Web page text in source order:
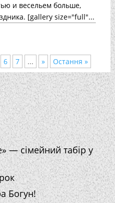
и весельем больше,
[gallery size="full"...
6 7 ... » Остання »
— сімейний табір у
Богун!